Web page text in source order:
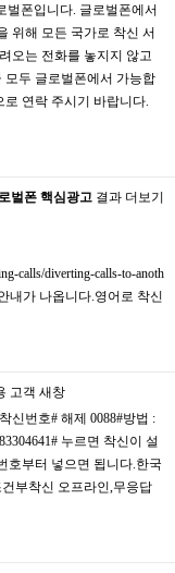
벌폰입니다. 글로벌폰에서
위해 모든 국가로 착신 서
오는 전화를 놓지지 않고
모두 글로벌폰에서 가능합
연락 주시기 바랍니다.
벌폰 핵심광고 결과 더보기
calls/diverting-calls-to-anoth
내가 나옵니다.영어로 착신
고객 새창
신번호# 해제 0088#방법 :
누르면 착신이 설
호부터 넣으면 됩니다.한국
부착신 오프라인,무응답